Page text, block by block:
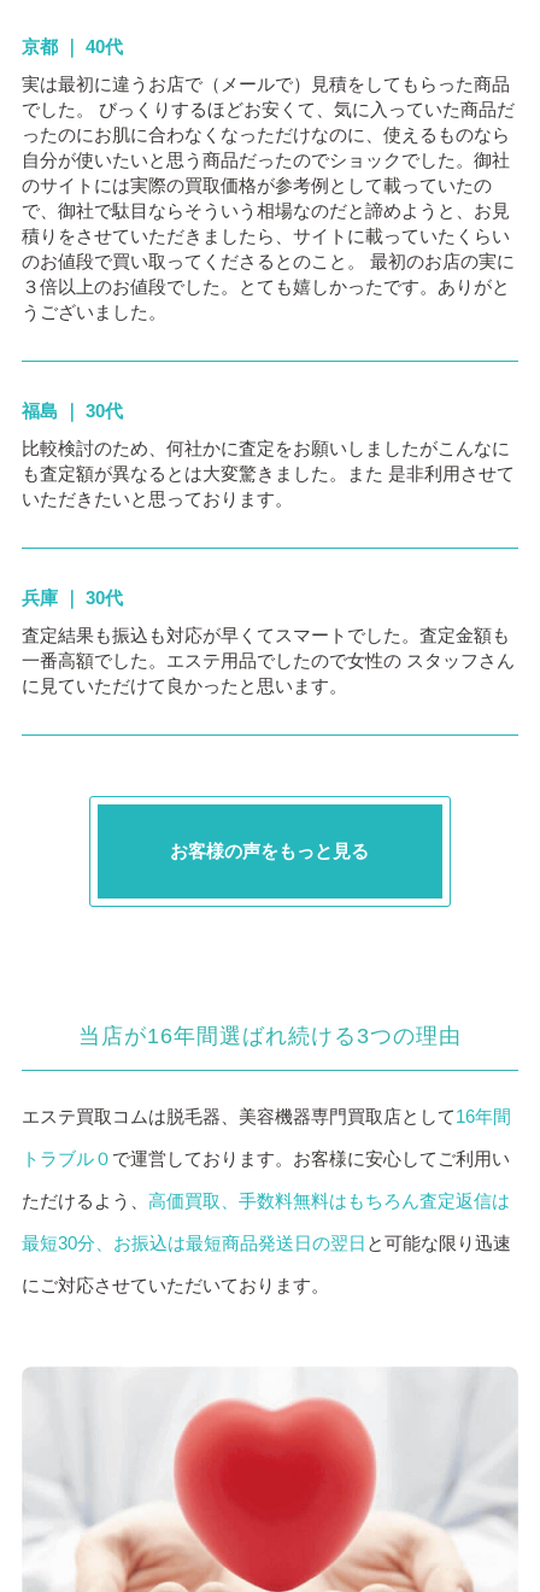
京都 ｜ 40代
実は最初に違うお店で（メールで）見積をしてもらった商品
でした。 びっくりするほどお安くて、気に入っていた商品だ
ったのにお肌に合わなくなっただけなのに、使えるものなら
自分が使いたいと思う商品だったのでショックでした。御社
のサイトには実際の買取価格が参考例として載っていたの
で、御社で駄目ならそういう相場なのだと諦めようと、お見
積りをさせていただきましたら、サイトに載っていたくらい
のお値段で買い取ってくださるとのこと。 最初のお店の実に
３倍以上のお値段でした。とても嬉しかったです。ありがと
うございました。
福島 ｜ 30代
比較検討のため、何社かに査定をお願いしましたがこんなに
も査定額が異なるとは大変驚きました。また 是非利用させて
いただきたいと思っております。
兵庫 ｜ 30代
査定結果も振込も対応が早くてスマートでした。査定金額も
一番高額でした。エステ用品でしたので女性の スタッフさん
に見ていただけて良かったと思います。
お客様の声をもっと見る
当店が16年間選ばれ続ける3つの理由
エステ買取コムは脱毛器、美容機器専門買取店として16年間
トラブル０ で運営しております。お客様に安心してご利用い
ただけるよう、 高価買取、手数料無料はもちろん査定返信は
最短30分、お振込は最短商品発送日の翌日 と可能な限り迅速
にご対応させていただいております。